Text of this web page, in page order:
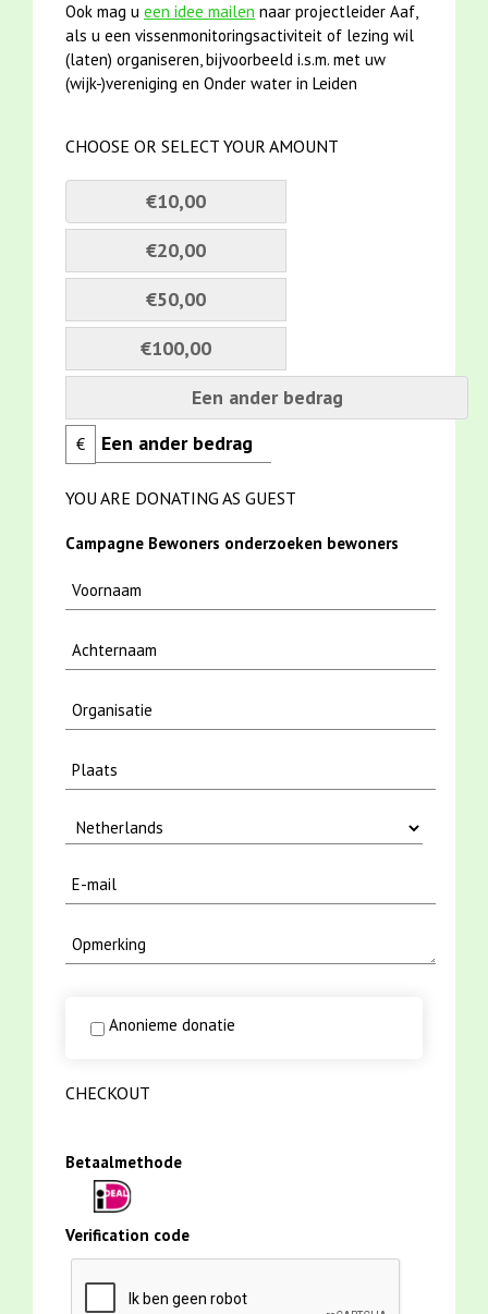
Ook mag u een idee mailen naar projectleider Aaf,
als u een vissenmonitoringsactiviteit of lezing wil
(laten) organiseren, bijvoorbeeld i.s.m. met uw
(wijk-)vereniging en Onder water in Leiden
CHOOSE OR SELECT YOUR AMOUNT
€10,00
€20,00
€50,00
€100,00
Een ander bedrag
€
YOU ARE DONATING AS GUEST
Campagne Bewoners onderzoeken bewoners
Anonieme donatie
CHECKOUT
Betaalmethode
Verification code